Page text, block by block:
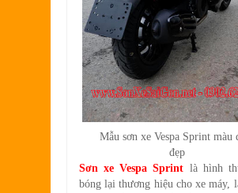
Mẫu sơn xe Vespa Sprint màu
đẹp
Sơn xe Vespa Sprint là hình
bóng lại thương hiệu cho xe máy,